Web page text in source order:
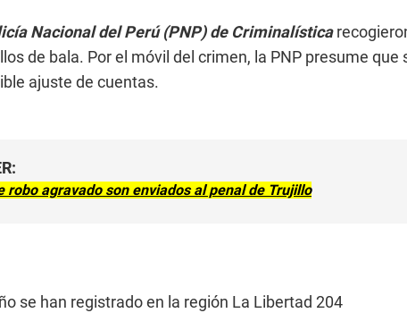
Nacional del Perú (PNP) de Criminalística
de bala. Por el móvil del crimen, la PNP presume que
ajuste de cuentas.
robo agravado son enviados al penal de Trujillo
se han registrado en la región La Libertad 204